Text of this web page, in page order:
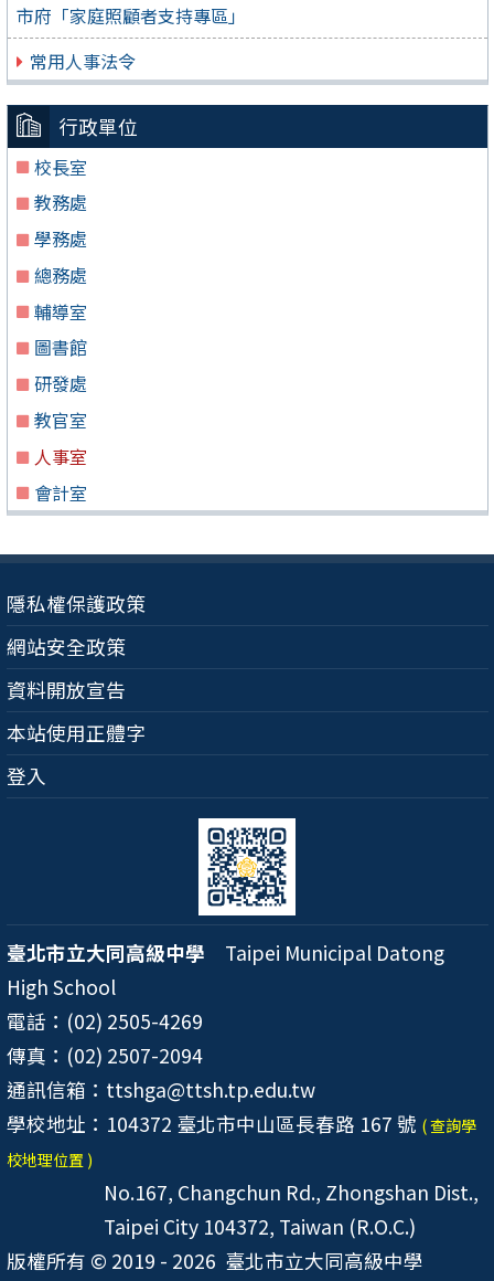
市府「家庭照顧者支持專區」
常用人事法令
行政單位
校長室
教務處
學務處
總務處
輔導室
圖書館
研發處
教官室
人事室
會計室
隱私權保護政策
網站安全政策
資料開放宣告
本站使用正體字
登入
臺北市立大同高級中學 Taipei Municipal Datong
High School
電話：(02) 2505-4269
傳真：(02) 2507-2094
通訊信箱：ttshga@ttsh.tp.edu.tw
學校地址：104372 臺北市中山區長春路 167 號 ( 查詢學
校地理位置 )
No.167, Changchun Rd., Zhongshan Dist.,
Taipei City 104372, Taiwan (R.O.C.)
版權所有 © 2019 - 2026 臺北市立大同高級中學